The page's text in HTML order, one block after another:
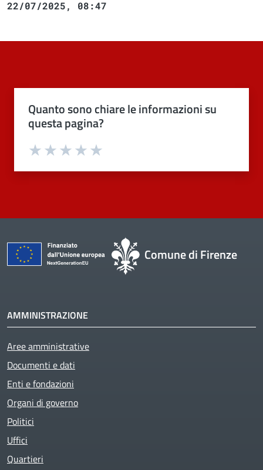
22/07/2025, 08:47
Quanto sono chiare le informazioni su
questa pagina?
Valuta 4 stelle su 5
Valuta 3 stelle su 5
Valuta 2 stelle su 5
Valuta 1 stelle su 5
Comune di Firenze
AMMINISTRAZIONE
Aree amministrative
Documenti e dati
Enti e fondazioni
Organi di governo
Politici
Uffici
Quartieri